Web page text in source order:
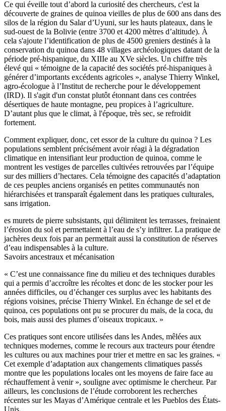
Ce qui éveille tout d’abord la curiosité des chercheurs, c'est la
découverte de graines de quinoa vieilles de plus de 600 ans dans des
silos de la région du Salar d’Uyuni, sur les hauts plateaux, dans le
sud-ouest de la Bolivie (entre 3700 et 4200 mètres d’altitude). À
cela s'ajoute l’identification de plus de 4500 greniers destinés à la
conservation du quinoa dans 48 villages archéologiques datant de la
période pré-hispanique, du XIIIe au XVe siècles. Un chiffre très
élevé qui « témoigne de la capacité des sociétés pré-hispaniques à
générer d’importants excédents agricoles », analyse Thierry Winkel,
agro-écologue à l’Institut de recherche pour le développement
(IRD). Il s'agit d'un constat plutôt étonnant dans ces contrées
désertiques de haute montagne, peu propices à l’agriculture.
D’autant plus que le climat, à l'époque, très sec, se refroidit
fortement.
Comment expliquer, donc, cet essor de la culture du quinoa ? Les
populations semblent précisément avoir réagi à la dégradation
climatique en intensifiant leur production de quinoa, comme le
montrent les vestiges de parcelles cultivées retrouvées par l’équipe
sur des milliers d’hectares. Cela témoigne des capacités d’adaptation
de ces peuples anciens organisés en petites communautés non
hiérarchisées et transparaît également dans les pratiques culturales,
sans irrigation.
es murets de pierre subsistants, qui délimitent les terrasses, freinaient
l’érosion du sol et permettaient à l’eau de s’y infiltrer. La pratique de
jachères deux fois par an permettait aussi la constitution de réserves
d’eau indispensables à la culture.
Savoirs ancestraux et mécanisation
« C’est une connaissance fine du milieu et des techniques durables
qui a permis d’accroître les récoltes et donc de les stocker pour les
années difficiles, ou d’échanger ces surplus avec les habitants des
régions voisines, précise Thierry Winkel. En échange de sel et de
quinoa, ces populations ont pu se procurer du maïs, de la coca, du
bois, mais aussi des plumes d’oiseaux tropicaux. »
Ces pratiques sont encore utilisées dans les Andes, mêlées aux
techniques modernes, comme le recours aux tracteurs pour étendre
les cultures ou aux machines pour trier et mettre en sac les graines. «
Cet exemple d’adaptation aux changements climatiques passés
montre que les populations locales ont les moyens de faire face au
réchauffement à venir », souligne avec optimisme le chercheur. Par
ailleurs, les conclusions de l’étude corroborent les recherches
récentes sur les Mayas d’Amérique centrale et les Pueblos des États-